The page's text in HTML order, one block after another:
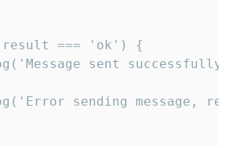
=== 'ok') {
sent
sending message,